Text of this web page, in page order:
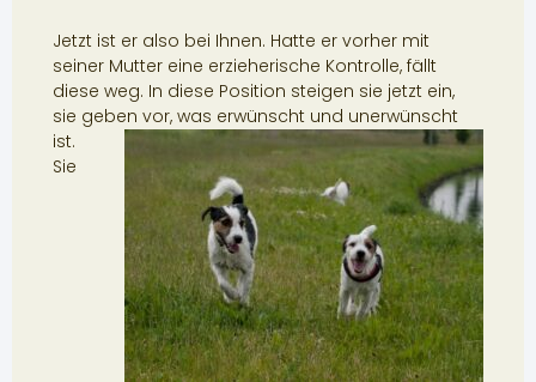
Jetzt ist er also bei Ihnen. Hatte er vorher mit
seiner Mutter eine erzieherische Kontrolle, fällt
diese weg. In diese Position steigen sie jetzt ein,
sie geben vor, was erwünscht und unerwünscht
ist.
Sie